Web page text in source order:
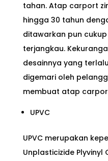
tahan. Atap carport
hingga 30 tahun
ditawarkan pun
terjangkau.
desainnya yang
digemari oleh
membuat atap
UPVC
UPVC merupakan
Unplasticizide Plyvinyl